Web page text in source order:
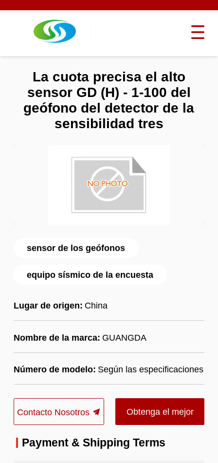
sensor de los geófonos
equipo sísmico de la encuesta
Lugar de origen: China
Nombre de la marca: GUANGDA
Número de modelo: Según las especificaciones
Contacto Nosotros Obtenga el mejor
precio
La cuota precisa el alto
sensor GD (H) - 1-100 del
geófono del detector de la
sensibilidad tres
Payment & Shipping Terms